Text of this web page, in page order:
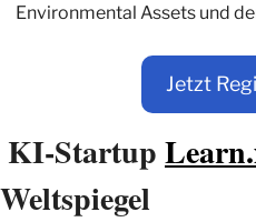
Environmental Assets und
Jetzt
KI-Startup
Weltspiegel